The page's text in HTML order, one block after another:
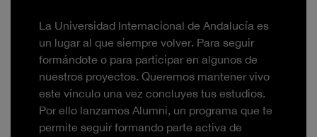
La Universidad Internacional de Andalucía es
un lugar al que siempre volver. Para seguir
formándote o para participar en algunos de
nuestros proyectos. Queremos mantener vivo
este vínculo una vez concluyes tus estudios.
Por ello lanzamos Alumni, un programa que te
permite seguir formando parte activa de